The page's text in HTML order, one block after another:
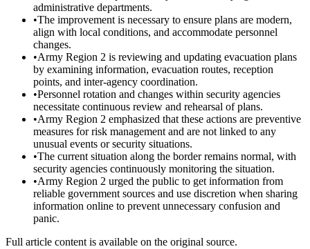
administrative departments.
•The improvement is necessary to ensure plans are modern,
align with local conditions, and accommodate personnel
changes.
•Army Region 2 is reviewing and updating evacuation plans
by examining information, evacuation routes, reception
points, and inter-agency coordination.
•Personnel rotation and changes within security agencies
necessitate continuous review and rehearsal of plans.
•Army Region 2 emphasized that these actions are preventive
measures for risk management and are not linked to any
unusual events or security situations.
•The current situation along the border remains normal, with
security agencies continuously monitoring the situation.
•Army Region 2 urged the public to get information from
reliable government sources and use discretion when sharing
information online to prevent unnecessary confusion and
panic.
Full article content is available on the original source.